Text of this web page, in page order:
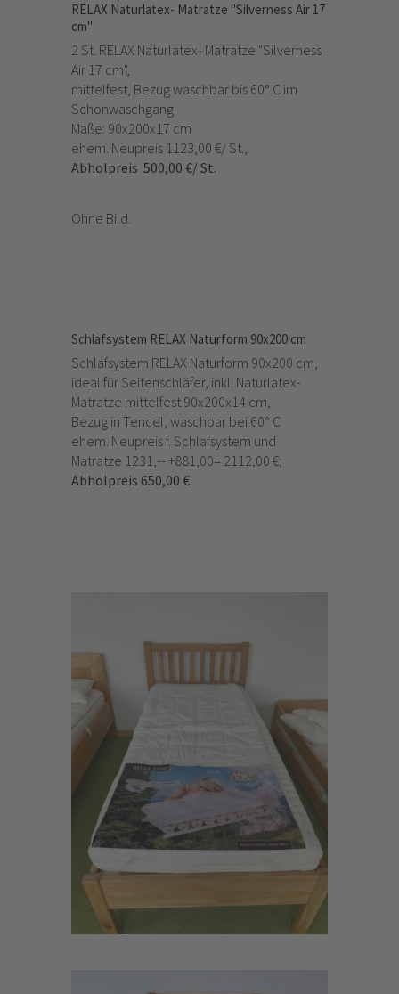
RELAX Naturlatex- Matratze "Silverness Air 17
cm"
2 St. RELAX Naturlatex- Matratze "Silverness
Air 17 cm",
mittelfest, Bezug waschbar bis 60° C im
Schonwaschgang
Maße: 90x200x17 cm
ehem. Neupreis 1123,00 €/ St.,
Abholpreis 500,00 €/ St.
Ohne Bild.
Schlafsystem RELAX Naturform 90x200 cm
Schlafsystem RELAX Naturform 90x200 cm,
ideal für Seitenschläfer, inkl. Naturlatex-
Matratze mittelfest 90x200x14 cm,
Bezug in Tencel, waschbar bei 60° C
ehem. Neupreis f. Schlafsystem und
Matratze 1231,-- +881,00= 2112,00 €;
Abholpreis 650,00 €